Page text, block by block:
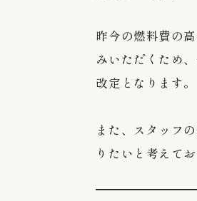
昨今の燃料費の
みいただくため
改定となります。
また、スタッフ
りたいと考えてお